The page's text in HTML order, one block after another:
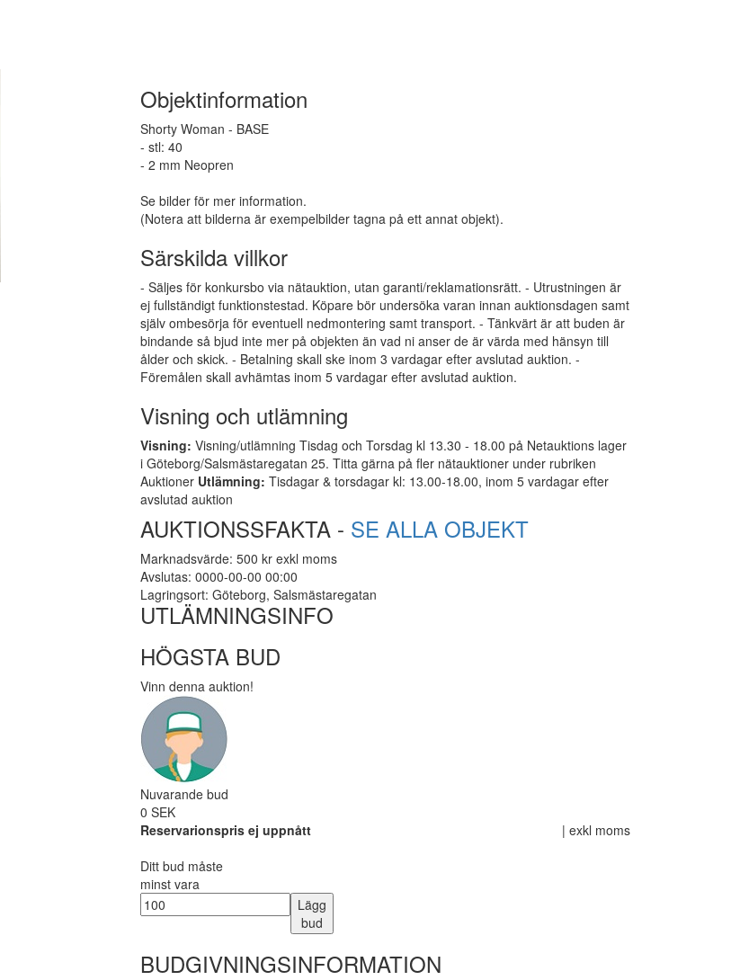
Objektinformation
Shorty Woman - BASE
- stl: 40
- 2 mm Neopren
Se bilder för mer information.
(Notera att bilderna är exempelbilder tagna på ett annat objekt).
Särskilda villkor
- Säljes för konkursbo via nätauktion, utan garanti/reklamationsrätt. - Utrustningen är
ej fullständigt funktionstestad. Köpare bör undersöka varan innan auktionsdagen samt
själv ombesörja för eventuell nedmontering samt transport. - Tänkvärt är att buden är
bindande så bjud inte mer på objekten än vad ni anser de är värda med hänsyn till
ålder och skick. - Betalning skall ske inom 3 vardagar efter avslutad auktion. -
Föremålen skall avhämtas inom 5 vardagar efter avslutad auktion.
Visning och utlämning
Visning: Visning/utlämning Tisdag och Torsdag kl 13.30 - 18.00 på Netauktions lager
i Göteborg/Salsmästaregatan 25. Titta gärna på fler nätauktioner under rubriken
Auktioner Utlämning: Tisdagar & torsdagar kl: 13.00-18.00, inom 5 vardagar efter
avslutad auktion
AUKTIONSSFAKTA - SE ALLA OBJEKT
Marknadsvärde: 500 kr exkl moms
Avslutas: 0000-00-00 00:00
Lagringsort: Göteborg, Salsmästaregatan
UTLÄMNINGSINFO
HÖGSTA BUD
Vinn denna auktion!
Nuvarande bud
0 SEK
| exkl moms
Reservarionspris ej uppnått
Ditt bud måste
minst vara
Lägg
bud
BUDGIVNINGSINFORMATION